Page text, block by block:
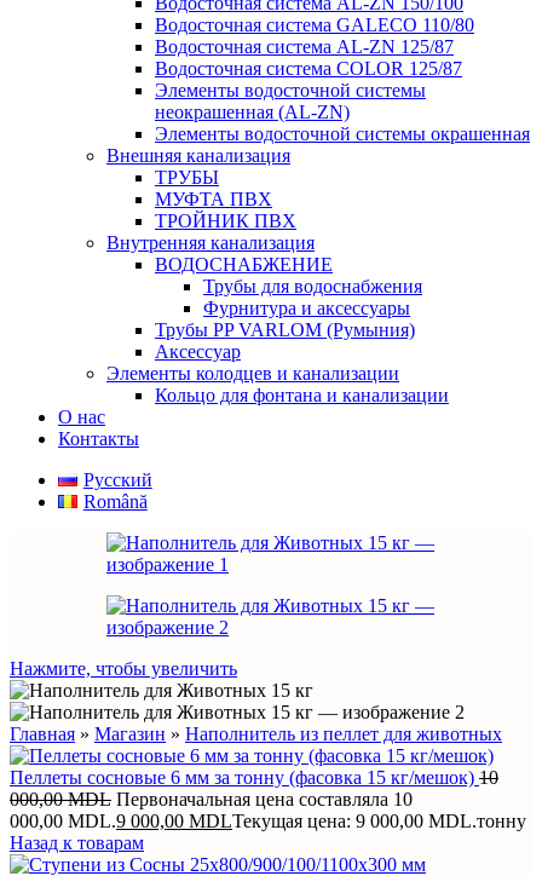
Водосточная система GALECO 110/80
Водосточная система AL-ZN 125/87
Водосточная система COLOR 125/87
Элементы водосточной системы
неокрашенная (AL-ZN)
Элементы водосточной системы окрашенная
Внешняя канализация
ТРУБЫ
МУФТА ПВХ
ТРОЙНИК ПВХ
Внутренняя канализация
ВОДОСНАБЖЕНИЕ
Трубы для водоснабжения
Фурнитура и аксессуары
Трубы PP VARLOM (Румыния)
Аксессуар
Элементы колодцев и канализации
Кольцо для фонтана и канализации
О нас
Контакты
Русский
Română
Нажмите, чтобы увеличить
Главная » Магазин » Наполнитель из пеллет для животных
Пеллеты сосновые 6 мм за тонну (фасовка 15 кг/мешок) 10
000,00MDL Первоначальная цена составляла 10
000,00 MDL.9 000,00 MDLТекущая цена: 9 000,00 MDL.тонну
Назад к товарам